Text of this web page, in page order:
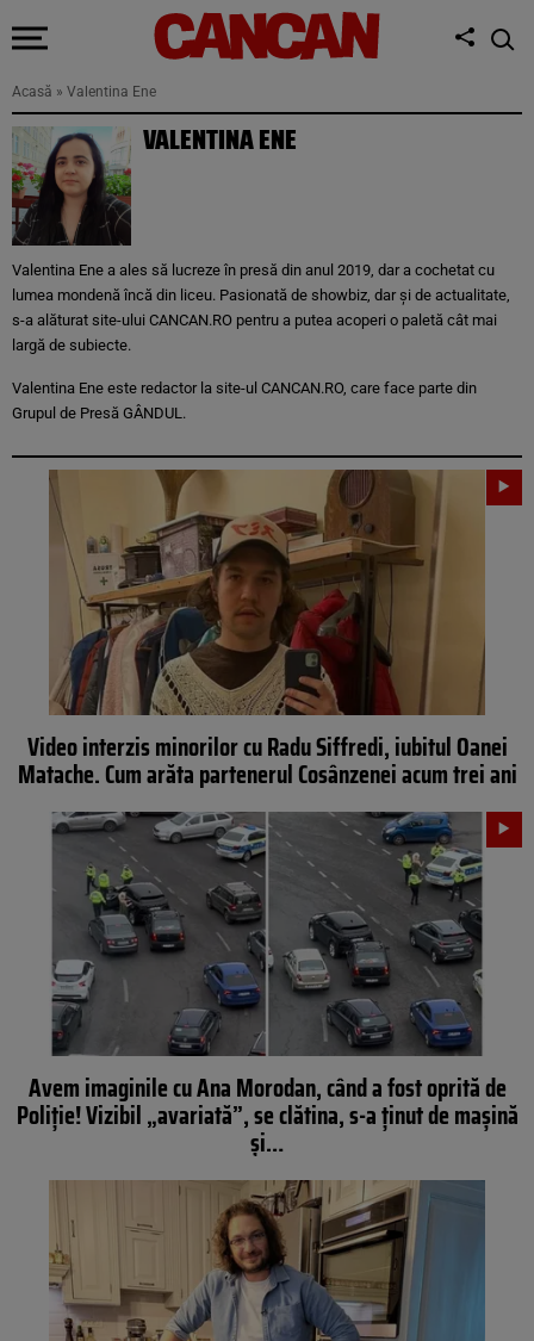
Acasă » Valentina Ene
VALENTINA ENE
Valentina Ene a ales să lucreze în presă din anul 2019, dar a cochetat cu
lumea mondenă încă din liceu. Pasionată de showbiz, dar și de actualitate,
s-a alăturat site-ului CANCAN.RO pentru a putea acoperi o paletă cât mai
largă de subiecte.
Valentina Ene este redactor la site-ul CANCAN.RO, care face parte din
Grupul de Presă GÂNDUL.
Video interzis minorilor cu Radu Siffredi, iubitul Oanei
Matache. Cum arăta partenerul Cosânzenei acum trei ani
Avem imaginile cu Ana Morodan, când a fost oprită de
Poliţie! Vizibil „avariată”, se clătina, s-a ţinut de maşină
şi…